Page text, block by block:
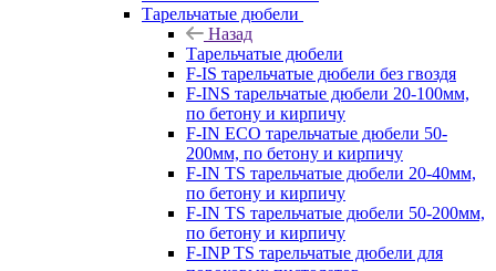
Тарельчатые дюбели
Назад
Тарельчатые дюбели
F-IS тарельчатые дюбели без гвоздя
F-INS тарельчатые дюбели 20-100мм,
по бетону и кирпичу
F-IN ECO тарельчатые дюбели 50-
200мм, по бетону и кирпичу
F-IN TS тарельчатые дюбели 20-40мм,
по бетону и кирпичу
F-IN TS тарельчатые дюбели 50-200мм,
по бетону и кирпичу
F-INP TS тарельчатые дюбели для